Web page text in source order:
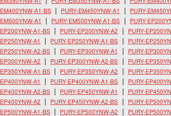
EM400YNW-A1-BS
PURY-EM450YNW-A1 PURY-
EM500YNW-A1
PURY-EM500YNW-A1-BS PURY-
EP200YNW-A1-BS
PURY-EP200YNW-A2 PURY-
EP250YNW-A1
PURY-EP250YNW-A1-BS PURY-
EP250YNW-A2-BS
PURY-EP300YNW-A1 PURY-
EP300YNW-A2
PURY-EP300YNW-A2-BS PURY-
EP350YNW-A1-BS
PURY-EP350YNW-A2 PURY-
EP400YNW-A1
PURY-EP400YNW-A1-BS PURY-
EP400YNW-A2-BS
PURY-EP450YNW-A1 PURY-
EP450YNW-A2
PURY-EP450YNW-A2-BS PURY-
EP500YNW-A1-BS
PURY-EP500YNW-A2 PURY-